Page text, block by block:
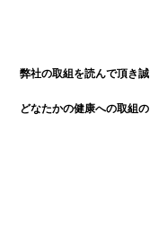
弊社の取組を読んで頂き
どなたかの健康への取組